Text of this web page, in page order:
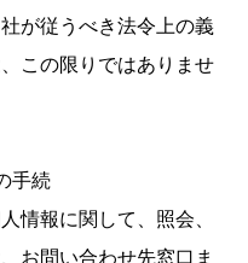
が従うべき法令上の義
この限りではありませ
手続
情報に関して、照会、
お問い合わせ先窓口ま